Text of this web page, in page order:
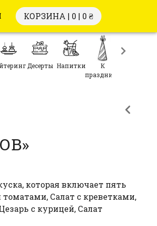
КОРЗИНА | 0 | 0 ₴
Десерты Напитки
К
празднику
которая включает пять
Салат с креветками,
с курицей, Салат